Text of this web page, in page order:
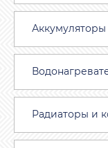
Аккумуляторы
Радиаторы и